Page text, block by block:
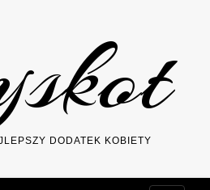
DODATEK KOBIETY